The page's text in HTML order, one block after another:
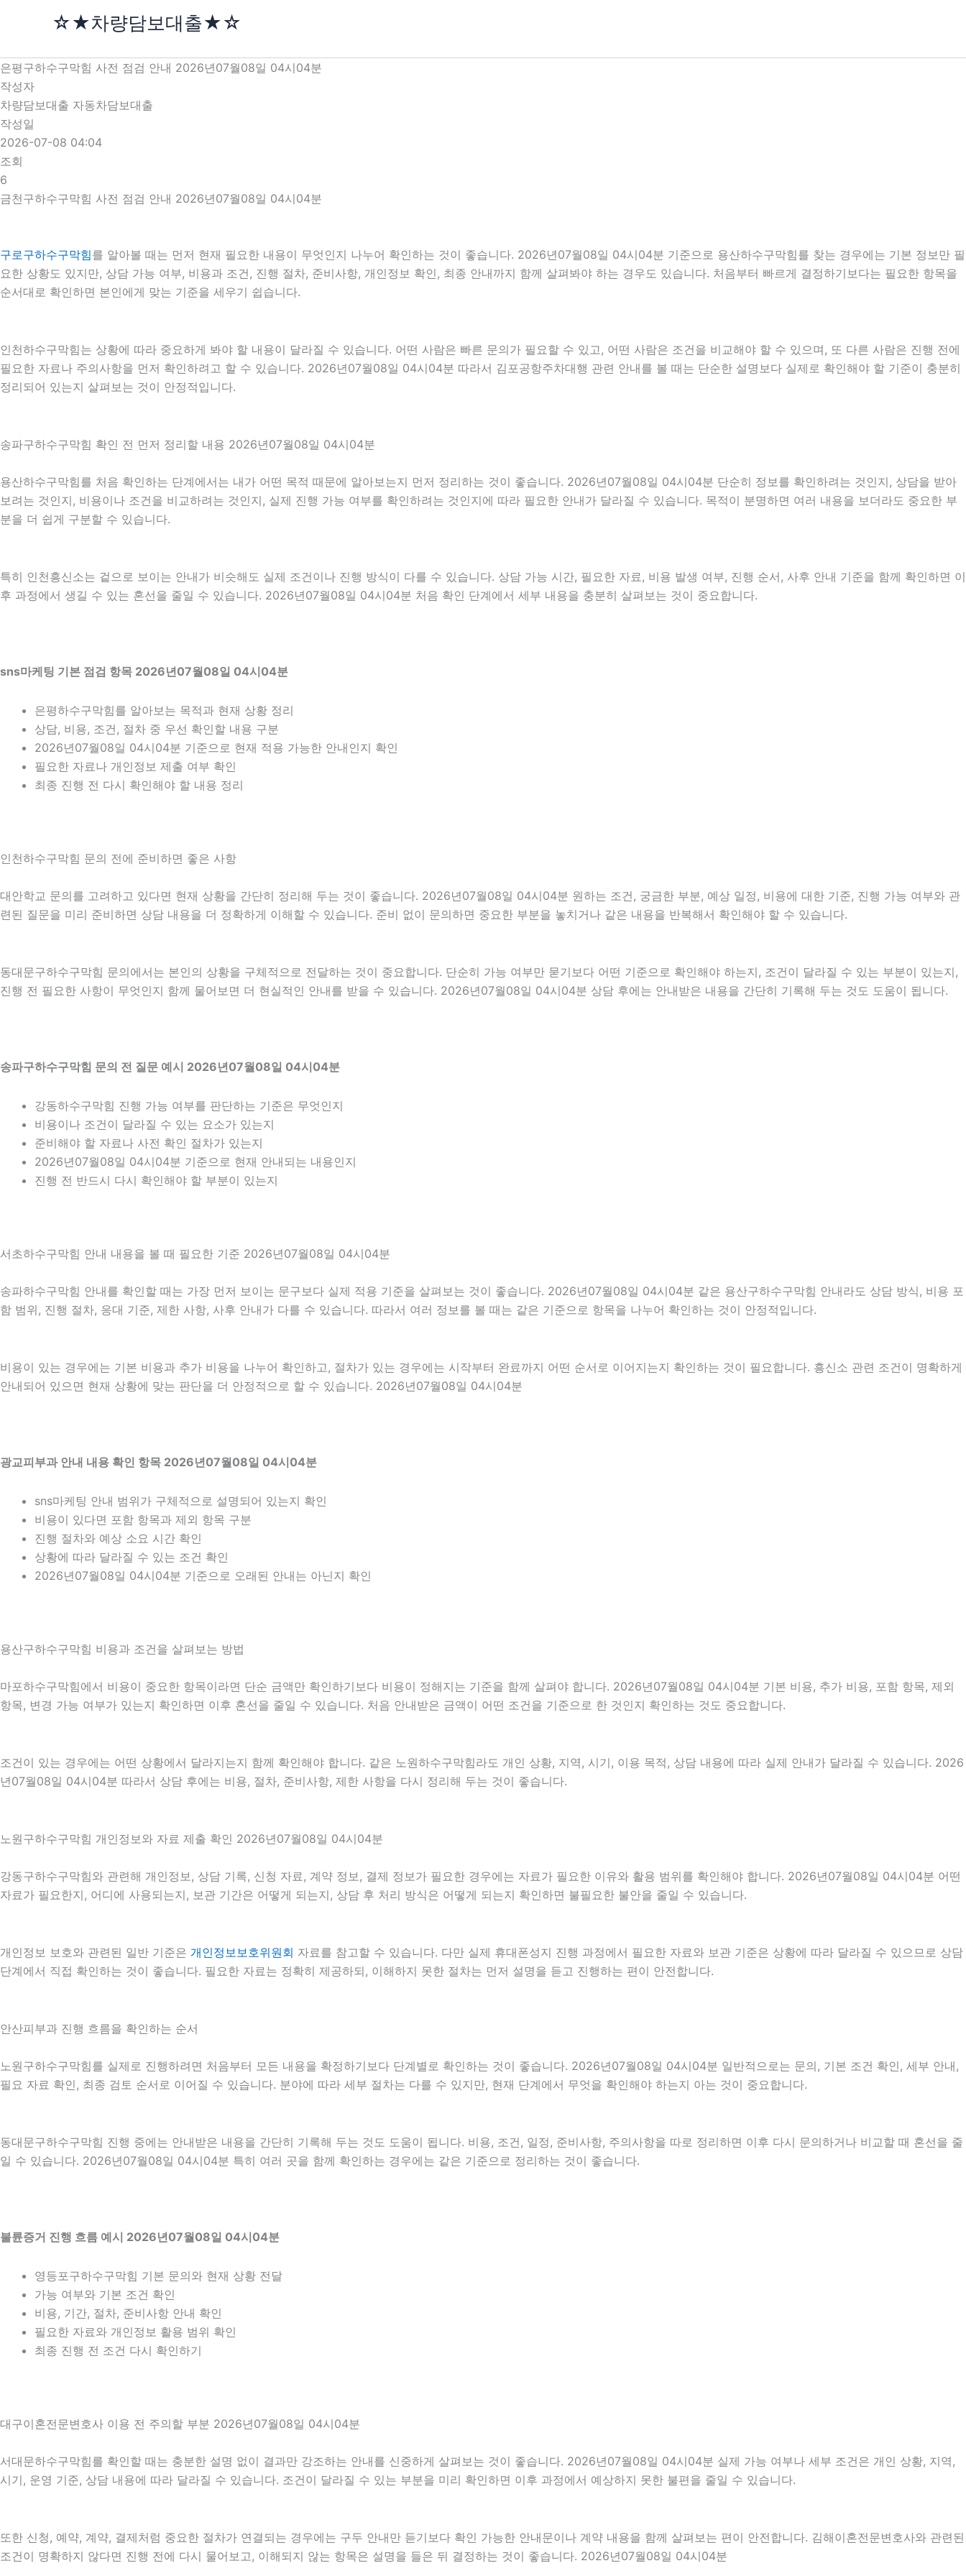
로
건
너
뛰
기
☆★차량담보대출★☆
은평구하수구막힘 사전 점검 안내 2026년07월08일 04시04분
작성자
차량담보대출 자동차담보대출
작성일
2026-07-08 04:04
조회
6
금천구하수구막힘 사전 점검 안내 2026년07월08일 04시04분
구로구하수구막힘를 알아볼 때는 먼저 현재 필요한 내용이 무엇인지 나누어 확인하는 것이 좋습니다. 2026년07월08일 04시04분 기준으로 용산하수구막힘를 찾는 경우에는 기본 정보만 필
요한 상황도 있지만, 상담 가능 여부, 비용과 조건, 진행 절차, 준비사항, 개인정보 확인, 최종 안내까지 함께 살펴봐야 하는 경우도 있습니다. 처음부터 빠르게 결정하기보다는 필요한 항목을
순서대로 확인하면 본인에게 맞는 기준을 세우기 쉽습니다.
인천하수구막힘는 상황에 따라 중요하게 봐야 할 내용이 달라질 수 있습니다. 어떤 사람은 빠른 문의가 필요할 수 있고, 어떤 사람은 조건을 비교해야 할 수 있으며, 또 다른 사람은 진행 전에
필요한 자료나 주의사항을 먼저 확인하려고 할 수 있습니다. 2026년07월08일 04시04분 따라서 김포공항주차대행 관련 안내를 볼 때는 단순한 설명보다 실제로 확인해야 할 기준이 충분히
정리되어 있는지 살펴보는 것이 안정적입니다.
송파구하수구막힘 확인 전 먼저 정리할 내용 2026년07월08일 04시04분
용산하수구막힘를 처음 확인하는 단계에서는 내가 어떤 목적 때문에 알아보는지 먼저 정리하는 것이 좋습니다. 2026년07월08일 04시04분 단순히 정보를 확인하려는 것인지, 상담을 받아
보려는 것인지, 비용이나 조건을 비교하려는 것인지, 실제 진행 가능 여부를 확인하려는 것인지에 따라 필요한 안내가 달라질 수 있습니다. 목적이 분명하면 여러 내용을 보더라도 중요한 부
분을 더 쉽게 구분할 수 있습니다.
특히 인천흥신소는 겉으로 보이는 안내가 비슷해도 실제 조건이나 진행 방식이 다를 수 있습니다. 상담 가능 시간, 필요한 자료, 비용 발생 여부, 진행 순서, 사후 안내 기준을 함께 확인하면 이
후 과정에서 생길 수 있는 혼선을 줄일 수 있습니다. 2026년07월08일 04시04분 처음 확인 단계에서 세부 내용을 충분히 살펴보는 것이 중요합니다.
sns마케팅 기본 점검 항목 2026년07월08일 04시04분
은평하수구막힘를 알아보는 목적과 현재 상황 정리
상담, 비용, 조건, 절차 중 우선 확인할 내용 구분
2026년07월08일 04시04분 기준으로 현재 적용 가능한 안내인지 확인
필요한 자료나 개인정보 제출 여부 확인
최종 진행 전 다시 확인해야 할 내용 정리
인천하수구막힘 문의 전에 준비하면 좋은 사항
대안학교 문의를 고려하고 있다면 현재 상황을 간단히 정리해 두는 것이 좋습니다. 2026년07월08일 04시04분 원하는 조건, 궁금한 부분, 예상 일정, 비용에 대한 기준, 진행 가능 여부와 관
련된 질문을 미리 준비하면 상담 내용을 더 정확하게 이해할 수 있습니다. 준비 없이 문의하면 중요한 부분을 놓치거나 같은 내용을 반복해서 확인해야 할 수 있습니다.
동대문구하수구막힘 문의에서는 본인의 상황을 구체적으로 전달하는 것이 중요합니다. 단순히 가능 여부만 묻기보다 어떤 기준으로 확인해야 하는지, 조건이 달라질 수 있는 부분이 있는지,
진행 전 필요한 사항이 무엇인지 함께 물어보면 더 현실적인 안내를 받을 수 있습니다. 2026년07월08일 04시04분 상담 후에는 안내받은 내용을 간단히 기록해 두는 것도 도움이 됩니다.
송파구하수구막힘 문의 전 질문 예시 2026년07월08일 04시04분
강동하수구막힘 진행 가능 여부를 판단하는 기준은 무엇인지
비용이나 조건이 달라질 수 있는 요소가 있는지
준비해야 할 자료나 사전 확인 절차가 있는지
2026년07월08일 04시04분 기준으로 현재 안내되는 내용인지
진행 전 반드시 다시 확인해야 할 부분이 있는지
서초하수구막힘 안내 내용을 볼 때 필요한 기준 2026년07월08일 04시04분
송파하수구막힘 안내를 확인할 때는 가장 먼저 보이는 문구보다 실제 적용 기준을 살펴보는 것이 좋습니다. 2026년07월08일 04시04분 같은 용산구하수구막힘 안내라도 상담 방식, 비용 포
함 범위, 진행 절차, 응대 기준, 제한 사항, 사후 안내가 다를 수 있습니다. 따라서 여러 정보를 볼 때는 같은 기준으로 항목을 나누어 확인하는 것이 안정적입니다.
비용이 있는 경우에는 기본 비용과 추가 비용을 나누어 확인하고, 절차가 있는 경우에는 시작부터 완료까지 어떤 순서로 이어지는지 확인하는 것이 필요합니다. 흥신소 관련 조건이 명확하게
안내되어 있으면 현재 상황에 맞는 판단을 더 안정적으로 할 수 있습니다. 2026년07월08일 04시04분
광교피부과 안내 내용 확인 항목 2026년07월08일 04시04분
sns마케팅 안내 범위가 구체적으로 설명되어 있는지 확인
비용이 있다면 포함 항목과 제외 항목 구분
진행 절차와 예상 소요 시간 확인
상황에 따라 달라질 수 있는 조건 확인
2026년07월08일 04시04분 기준으로 오래된 안내는 아닌지 확인
용산구하수구막힘 비용과 조건을 살펴보는 방법
마포하수구막힘에서 비용이 중요한 항목이라면 단순 금액만 확인하기보다 비용이 정해지는 기준을 함께 살펴야 합니다. 2026년07월08일 04시04분 기본 비용, 추가 비용, 포함 항목, 제외
항목, 변경 가능 여부가 있는지 확인하면 이후 혼선을 줄일 수 있습니다. 처음 안내받은 금액이 어떤 조건을 기준으로 한 것인지 확인하는 것도 중요합니다.
조건이 있는 경우에는 어떤 상황에서 달라지는지 함께 확인해야 합니다. 같은 노원하수구막힘라도 개인 상황, 지역, 시기, 이용 목적, 상담 내용에 따라 실제 안내가 달라질 수 있습니다. 2026
년07월08일 04시04분 따라서 상담 후에는 비용, 절차, 준비사항, 제한 사항을 다시 정리해 두는 것이 좋습니다.
노원구하수구막힘 개인정보와 자료 제출 확인 2026년07월08일 04시04분
강동구하수구막힘와 관련해 개인정보, 상담 기록, 신청 자료, 계약 정보, 결제 정보가 필요한 경우에는 자료가 필요한 이유와 활용 범위를 확인해야 합니다. 2026년07월08일 04시04분 어떤
자료가 필요한지, 어디에 사용되는지, 보관 기간은 어떻게 되는지, 상담 후 처리 방식은 어떻게 되는지 확인하면 불필요한 불안을 줄일 수 있습니다.
개인정보 보호와 관련된 일반 기준은 개인정보보호위원회 자료를 참고할 수 있습니다. 다만 실제 휴대폰성지 진행 과정에서 필요한 자료와 보관 기준은 상황에 따라 달라질 수 있으므로 상담
단계에서 직접 확인하는 것이 좋습니다. 필요한 자료는 정확히 제공하되, 이해하지 못한 절차는 먼저 설명을 듣고 진행하는 편이 안전합니다.
안산피부과 진행 흐름을 확인하는 순서
노원구하수구막힘를 실제로 진행하려면 처음부터 모든 내용을 확정하기보다 단계별로 확인하는 것이 좋습니다. 2026년07월08일 04시04분 일반적으로는 문의, 기본 조건 확인, 세부 안내,
필요 자료 확인, 최종 검토 순서로 이어질 수 있습니다. 분야에 따라 세부 절차는 다를 수 있지만, 현재 단계에서 무엇을 확인해야 하는지 아는 것이 중요합니다.
동대문구하수구막힘 진행 중에는 안내받은 내용을 간단히 기록해 두는 것도 도움이 됩니다. 비용, 조건, 일정, 준비사항, 주의사항을 따로 정리하면 이후 다시 문의하거나 비교할 때 혼선을 줄
일 수 있습니다. 2026년07월08일 04시04분 특히 여러 곳을 함께 확인하는 경우에는 같은 기준으로 정리하는 것이 좋습니다.
불륜증거 진행 흐름 예시 2026년07월08일 04시04분
영등포구하수구막힘 기본 문의와 현재 상황 전달
가능 여부와 기본 조건 확인
비용, 기간, 절차, 준비사항 안내 확인
필요한 자료와 개인정보 활용 범위 확인
최종 진행 전 조건 다시 확인하기
대구이혼전문변호사 이용 전 주의할 부분 2026년07월08일 04시04분
서대문하수구막힘를 확인할 때는 충분한 설명 없이 결과만 강조하는 안내를 신중하게 살펴보는 것이 좋습니다. 2026년07월08일 04시04분 실제 가능 여부나 세부 조건은 개인 상황, 지역,
시기, 운영 기준, 상담 내용에 따라 달라질 수 있습니다. 조건이 달라질 수 있는 부분을 미리 확인하면 이후 과정에서 예상하지 못한 불편을 줄일 수 있습니다.
또한 신청, 예약, 계약, 결제처럼 중요한 절차가 연결되는 경우에는 구두 안내만 듣기보다 확인 가능한 안내문이나 계약 내용을 함께 살펴보는 편이 안전합니다. 김해이혼전문변호사와 관련된
조건이 명확하지 않다면 진행 전에 다시 물어보고, 이해되지 않는 항목은 설명을 들은 뒤 결정하는 것이 좋습니다. 2026년07월08일 04시04분